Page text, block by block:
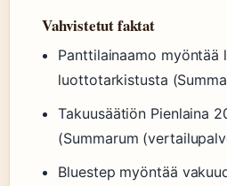
Vahvistetut faktat
Panttilainaamo myöntää
luottotarkistusta
Takuusäätiön Pienlaina
(Summarum
Bluestep myöntää